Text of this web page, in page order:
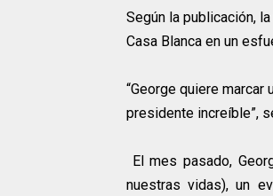
Según la publicación,
Casa Blanca en un
“George quiere
presidente increíble”,
El mes pasado,
nuestras vidas), un